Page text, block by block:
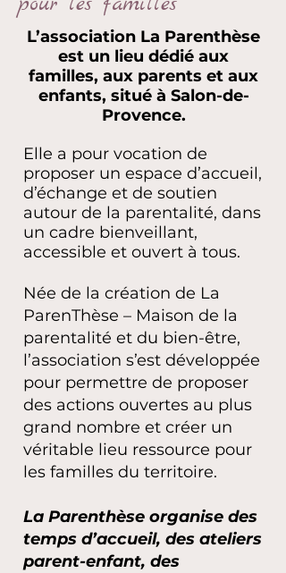
L’association La Parenthèse
est un lieu dédié aux
familles, aux parents et aux
enfants, situé à Salon-de-
Provence.
Elle a pour vocation de
proposer un espace d’accueil,
d’échange et de soutien
autour de la parentalité, dans
un cadre bienveillant,
accessible et ouvert à tous.
Née de la création de La
ParenThèse – Maison de la
parentalité et du bien-être,
l’association s’est développée
pour permettre de proposer
des actions ouvertes au plus
grand nombre et créer un
véritable lieu ressource pour
les familles du territoire.
La Parenthèse organise des
temps d’accueil, des ateliers
parent-enfant, des